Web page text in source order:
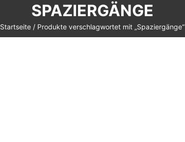
SPAZIERGÄNGE
Startseite / Produkte verschlagwortet mit „Spaziergänge“